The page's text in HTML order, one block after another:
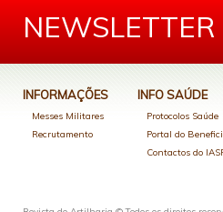
NEWSLETTER
INFORMAÇÕES
Messes Militares
Recrutamento
INFO SAÚDE
Protocolos Saúde
Portal do
Contactos do